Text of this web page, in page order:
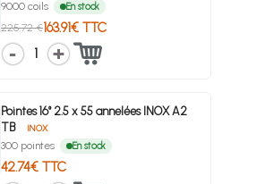
9000 coils En stock
225.72 €163.91€ TTC
1
Pointes 16° 2.5 x 55 annelées INOX A2
TB
INOX
300 pointes En stock
42.74€ TTC